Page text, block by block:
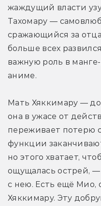
жаждущий власти
Тахомару —
сражающийся за
больше всех
важную роль в
аниме.
Мать Хяккимару —
она в ужасе от
переживает потерю
функции
но этого хватает,
ощущалась острей,
с нею. Есть ещё Мио,
Хяккимару. Эту